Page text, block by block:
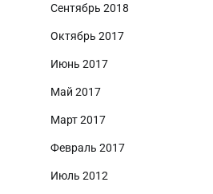
Сентябрь 2018
Октябрь 2017
Июнь 2017
Май 2017
Март 2017
Февраль 2017
Июль 2012